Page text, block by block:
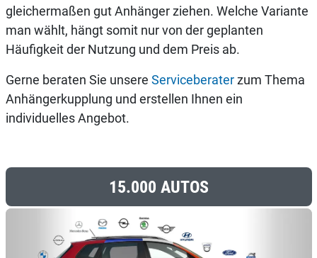
gleichermaßen gut Anhänger ziehen. Welche Variante
man wählt, hängt somit nur von der geplanten
Häufigkeit der Nutzung und dem Preis ab.
Gerne beraten Sie unsere Serviceberaterzum Thema
Anhängerkupplung und erstellen Ihnen ein
individuelles Angebot.
15.000 AUTOS